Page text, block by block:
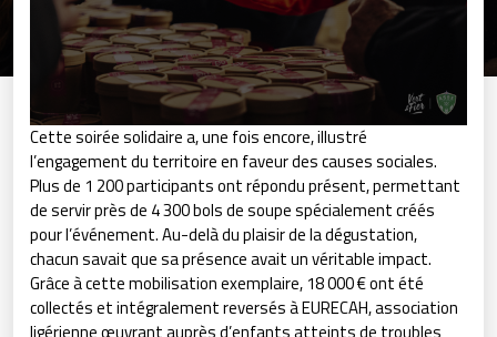
Cette soirée solidaire a, une fois encore, illustré
l’engagement du territoire en faveur des causes sociales.
Plus de 1 200 participants ont répondu présent, permettant
de servir près de 4 300 bols de soupe spécialement créés
pour l’événement. Au-delà du plaisir de la dégustation,
chacun savait que sa présence avait un véritable impact.
Grâce à cette mobilisation exemplaire, 18 000 € ont été
collectés et intégralement reversés à EURECAH, association